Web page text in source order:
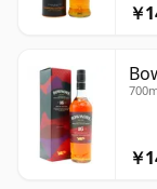
￥
￥